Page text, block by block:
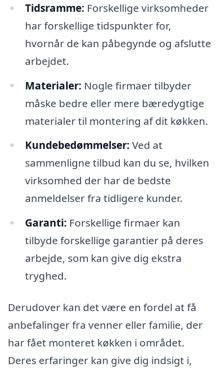
Tidsramme: Forskellige virksomheder
har forskellige tidspunkter for,
hvornår de kan påbegynde og afslutte
arbejdet.
Materialer: Nogle firmaer tilbyder
måske bedre eller mere bæredygtige
materialer til montering af dit køkken.
Kundebedømmelser: Ved at
sammenligne tilbud kan du se, hvilken
virksomhed der har de bedste
anmeldelser fra tidligere kunder.
Garanti: Forskellige firmaer kan
tilbyde forskellige garantier på deres
arbejde, som kan give dig ekstra
tryghed.
Derudover kan det være en fordel at få
anbefalinger fra venner eller familie, der
har fået monteret køkken i området.
Deres erfaringer kan give dig indsigt i,